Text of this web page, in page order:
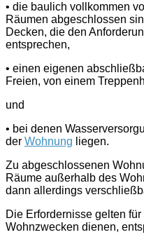
• die baulich vollkommen
Räumen abgeschlossen
Decken, die den
entsprechen,
• einen eigenen
Freien, von einem
und
• bei denen
der Wohnung liegen.
Zu abgeschlossenen
Räume außerhalb des
dann allerdings
Die Erfordernisse gelten
Wohnzwecken dienen,